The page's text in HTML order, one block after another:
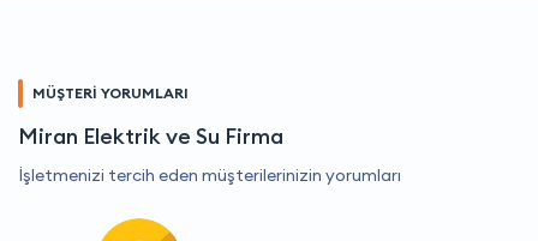
MÜŞTERİ YORUMLARI
Miran Elektrik ve Su Firma
İşletmenizi tercih eden müşterilerinizin yorumları